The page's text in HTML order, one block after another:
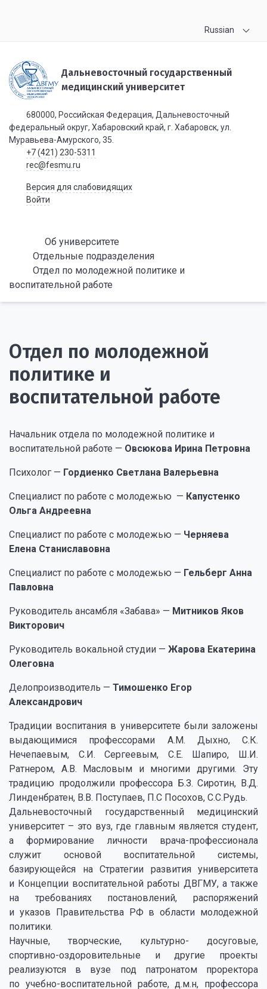
Russian
Дальневосточный государственный
медицинский университет
680000, Российская Федерация, Дальневосточный
федеральный округ, Хабаровский край, г. Хабаровск, ул.
Муравьева-Амурского, 35.
+7 (421) 230-5311
rec@fesmu.ru
Версия для слабовидящих
Войти
Об университете
Отдельные подразделения
Отдел по молодежной политике и
воспитательной работе
Отдел по молодежной
политике и
воспитательной работе
Начальник отдела по молодежной политике и
воспитательной работе — Овсюкова Ирина Петровна
Психолог — Гордиенко Светлана Валерьевна
Специалист по работе с молодежью — Капустенко
Ольга Андреевна
Специалист по работе с молодежью — Черняева
Елена Станиславовна
Специалист по работе с молодежью — Гельберг Анна
Павловна
Руководитель ансамбля «Забава» — Митников Яков
Викторович
Руководитель вокальной студии — Жарова Екатерина
Олеговна
Делопроизводитель — Тимошенко Егор
Александрович
Традиции воспитания в университете были заложены
выдающимися профессорами A.M. Дыхно, С.К.
Нечепаевым, С.И. Сергеевым, С.Е. Шапиро, Ш.И.
Ратнером, А.В. Масловым и многими другими. Эту
традицию продолжили профессора Б.З. Сиротин, В.Д.
Линденбратен, В.В. Поступаев, П.С Посохов, С.С.Рудь.
Дальневосточный государственный медицинский
университет – это вуз, где главным является студент,
а формирование личности врача-профессионала
служит основой воспитательной системы,
базирующейся на Стратегии развития университета
и Концепции воспитательной работы ДВГМУ, а также
на требованиях постановлений, распоряжений
и указов Правительства РФ в области молодежной
политики.
Научные, творческие, культурно- досуговые,
спортивно-оздоровительные и другие проекты
реализуются в вузе под патронатом проректора
по учебно-воспитательной работе, д.м.н, профессора